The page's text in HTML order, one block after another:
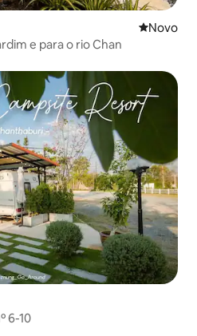
Novo
Novo
e para o rio Chan
nº 6-10